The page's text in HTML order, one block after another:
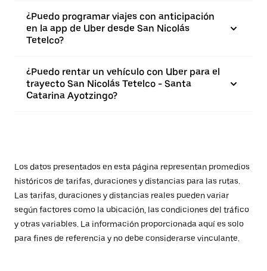
¿Puedo programar viajes con anticipación
en la app de Uber desde San Nicolás
Tetelco?
¿Puedo rentar un vehículo con Uber para el
trayecto San Nicolás Tetelco - Santa
Catarina Ayotzingo?
Los datos presentados en esta página representan promedios
históricos de tarifas, duraciones y distancias para las rutas.
Las tarifas, duraciones y distancias reales pueden variar
según factores como la ubicación, las condiciones del tráfico
y otras variables. La información proporcionada aquí es solo
para fines de referencia y no debe considerarse vinculante.